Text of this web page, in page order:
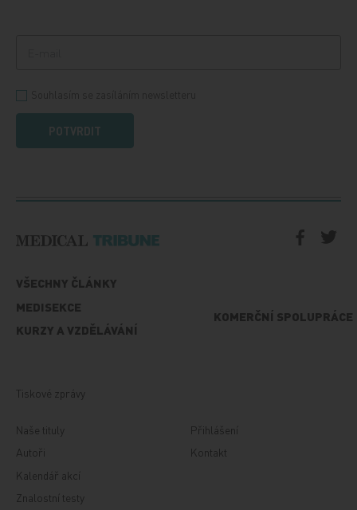
POTVRDIT
VŠECHNY ČLÁNKY
MEDISEKCE
KURZY A VZDĚLÁVÁNÍ
KOMERČNÍ SPOLUPRÁCE
Tiskové zprávy
Naše tituly
Autoři
Kalendář akcí
Znalostní testy
Přihlášení
Kontakt